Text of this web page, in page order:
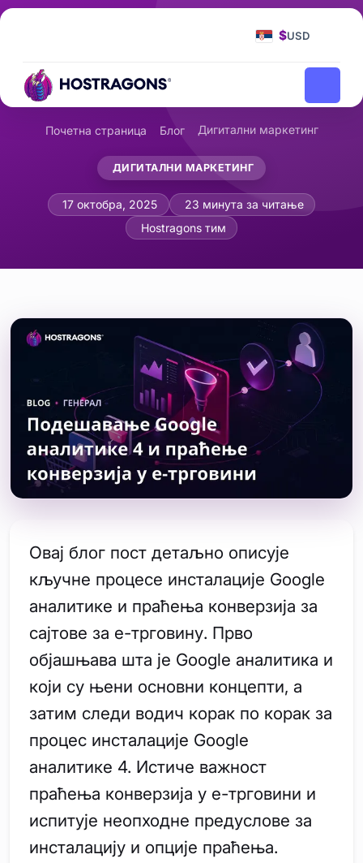
$USD
Почетна страница Блог Дигитални маркетинг
ДИГИТАЛНИ МАРКЕТИНГ
Подешавање Google аналитике 4 и
17 октобра, 2025
23 минута за читање
Hostragons тим
Овај блог пост детаљно описује
кључне процесе инсталације Google
аналитике и праћења конверзија за
сајтове за е-трговину. Прво
објашњава шта је Google аналитика и
који су њени основни концепти, а
затим следи водич корак по корак за
процес инсталације Google
аналитике 4. Истиче важност
праћења конверзија у е-трговини и
испитује неопходне предуслове за
инсталацију и опције праћења.